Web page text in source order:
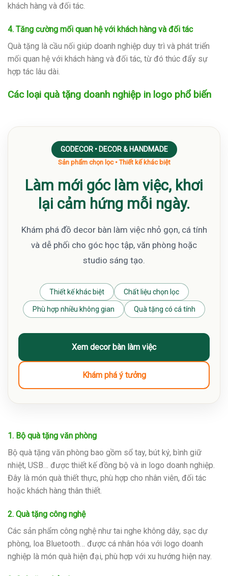
khách hàng và đối tác.
4. Tăng cường mối quan hệ với khách hàng và đối tác
Quà tặng là cầu nối giúp doanh nghiệp duy trì và phát triển
mối quan hệ với khách hàng và đối tác, từ đó thúc đẩy sự
hợp tác lâu dài.
Các loại quà tặng doanh nghiệp in logo phổ biến
GODECOR • DECOR & HANDMADE
Sản phẩm chọn lọc • Thiết kế khác biệt
Làm mới góc làm việc, khơi
lại cảm hứng mỗi ngày.
Khám phá đồ decor bàn làm việc nhỏ gọn, cá tính
và dễ phối cho góc học tập, văn phòng hoặc
studio sáng tạo.
Thiết kế khác biệt Chất liệu chọn lọc
Phù hợp nhiều không gian Quà tặng có cá tính
Xem decor bàn làm việc
Khám phá ý tưởng
1. Bộ quà tặng văn phòng
Bộ quà tặng văn phòng bao gồm sổ tay, bút ký, bình giữ
nhiệt, USB… được thiết kế đồng bộ và in logo doanh nghiệp.
Đây là món quà thiết thực, phù hợp cho nhân viên, đối tác
hoặc khách hàng thân thiết.
2. Quà tặng công nghệ
Các sản phẩm công nghệ như tai nghe không dây, sạc dự
phòng, loa Bluetooth… được cá nhân hóa với logo doanh
nghiệp là món quà hiện đại, phù hợp với xu hướng hiện nay.